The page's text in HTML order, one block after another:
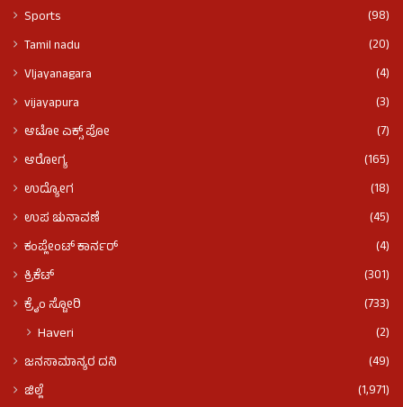
Sports
(98)
Tamil nadu
(20)
VIjayanagara
(4)
vijayapura
(3)
ಆಟೋ ಎಕ್ಸ್ ಪೋ
(7)
ಆರೋಗ್ಯ
(165)
ಉದ್ಯೋಗ
(18)
ಉಪ ಚುನಾವಣೆ
(45)
ಕಂಪ್ಲೇಂಟ್ ಕಾರ್ನರ್
(4)
ಕ್ರಿಕೆಟ್
(301)
ಕ್ರೈಂ ಸ್ಟೋರಿ
(733)
Haveri (2)
ಜನಸಾಮಾನ್ಯರ ದನಿ
(49)
ಜಿಲ್ಲೆ
(1,971)